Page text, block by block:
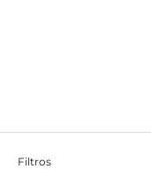
Filtros